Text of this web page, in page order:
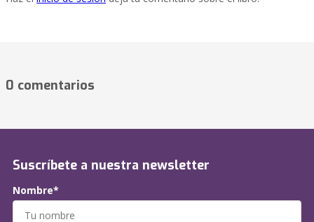
0 comentarios
Suscríbete a nuestra newsletter
Nombre*